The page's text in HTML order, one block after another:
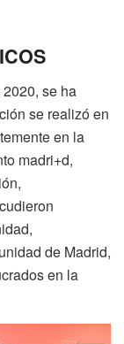
se ha
se realizó en
en la
madri+d,
de Madrid,
en la